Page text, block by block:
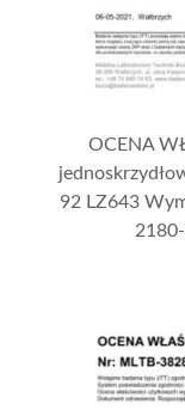
OCENA
92 LZ643